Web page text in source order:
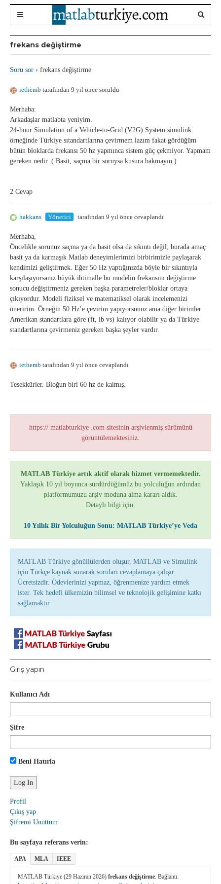
frekans değiştirme
Soru sor › frekans değiştirme
iethemb tarafından 9 yıl önce soruldu
Merhaba:
Arkadaşlar matlabta yeniyim.
24-hour Simulation of a Vehicle-to-Grid (V2G) System simulink
örneğinde Türkiye sıtandartlarına çevirmem lazım fakat gördüğüm
bütün bloklarda frekansı 50 hz yapmınca sistem güç çekmiyor. Yapmam
gereken nedir. ( Basit, saçma bir soruysa kusura bakmayın.)
2 Cevap
hakkans Yönetici tarafından 9 yıl önce cevaplandı
Merhaba,
Öncelikle sorunuz saçma ya da basit olsa da sıkıntı değil; burada amaç
basit ya da karmaşık Matlab deneyimlerimizi birbirimizle paylaşarak
kendimizi geliştirmek. Eğer 50 Hz yaptığınızda böyle bir sıkıntıyla
karşılaşıyorsanız büyük ihtimalle bu modelin frekansını değiştirme
sonucu değiştirmeniz gereken başka parametreler/bloklar ortaya
çıkıyordur. Modeli fiziksel ve matematiksel olarak incelemenizi
öneririm. Örneğin 50 Hz’e çevirim yapıyorsunuz ama diğer birimler
Amerikan standartlara göre (ft, lb vs) kalıyor olabilir ya da Türkiye
standartlarına çevirmeniz gereken başka şeyler vardır.
iethemb tarafından 9 yıl önce cevaplandı
Tesekkürler. Bloğun biri 60 hz de kalmış.
https:// matlabturkiye .com sitesinin arşivlenmiş sürümünü
görüntülemektesiniz.
MATLAB Türkiye artık aktif olarak hizmet vermemektedir.
Yaklaşık 10 yıl boyunca sürdürdüğümüz bu yolculuğun ardından
platformumuzu arşiv moduna alma kararı aldık.
Detaylı bilgi için:
10 Yıllık Bir Yolculuğun Sonu: MATLAB Türkiye’ye Veda
MATLAB Türkiye gönüllülerden oluşur, MATLAB ve Simulink
için Türkçe kaynak sunarak soruları cevaplamaya çalışır.
Ücretsizdir. Ödevlerinizi yapmaz, öğrenmenize yardım etmek
ister. Tek hedefi ülkemizin bilimsel ve teknolojik gelişimine katkı
sağlamaktır.
Giriş yapın
Kullanıcı Adı
Şifre
Beni Hatırla
Profil
Çıkış yap
Şifremi Unuttum
Bu sayfaya referans verin:
APA MLA IEEE
MATLAB Türkiye (29 Haziran 2026) frekans değiştirme . Bağlantı: